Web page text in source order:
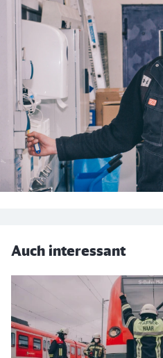
Auch interessant